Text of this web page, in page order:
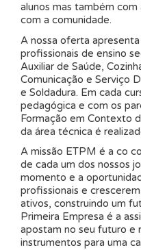
alunos mas também
com a comunidade.
A nossa oferta
profissionais de ensino
Auxiliar de Saúde,
Comunicação e Serviço
e Soldadura. Em cada
pedagógica e com os
Formação em Contexto
da área técnica é
A missão ETPM é a co
de cada um dos nossos
momento e a
profissionais e
ativos, construindo um
Primeira Empresa é a
apostam no seu futuro e
instrumentos para uma